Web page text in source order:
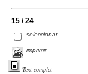
15 / 24
seleccionar
imprimir
Text complet